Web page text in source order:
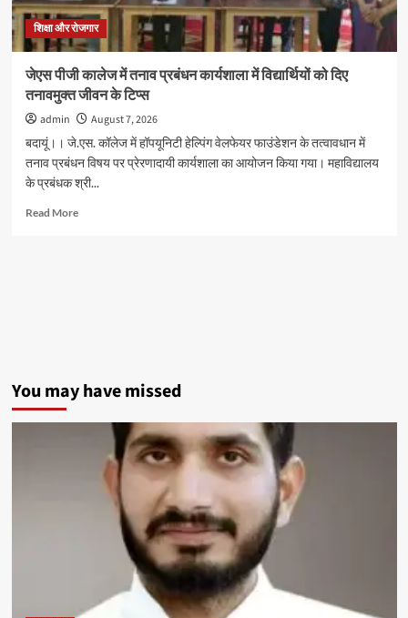
और
तेजस
संयुक्त
से
प्रथम
शिक्षा और रोजगार
जेएस पीजी कालेज में तनाव प्रबंधन कार्यशाला में विद्यार्थियों को दिए
तनावमुक्त जीवन के टिप्स
admin
August 7, 2026
बदायूं।। जे.एस. कॉलेज में हॉपयूनिटी हेल्पिंग वेलफेयर फाउंडेशन के तत्वावधान में
तनाव प्रबंधन विषय पर प्रेरणादायी कार्यशाला का आयोजन किया गया। महाविद्यालय
के प्रबंधक श्री...
Read MoreRead
विद्यार्थियों
तनावमुक्त
You may have missed